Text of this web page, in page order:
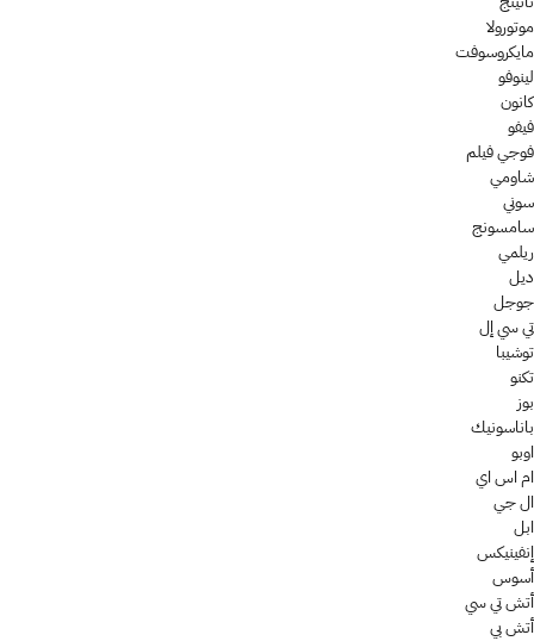
موتورولا
مايكروسوفت
لينوفو
كانون
فيفو
فوجي فيلم
شاومي
سوني
سامسونج
ريلمي
ديل
جوجل
تي سي إل
توشيبا
تكنو
بوز
باناسونيك
اوبو
ام اس اي
ال جي
ابل
إنفينيكس
أسوس
أتش تي سي
أتش بي